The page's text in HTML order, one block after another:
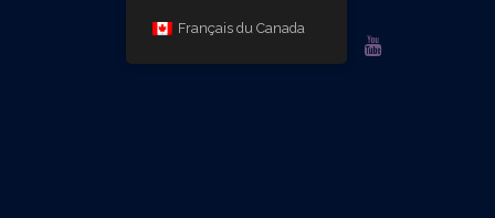
FACEBOOK
PLUS
LINKEDIN
Français du Canada